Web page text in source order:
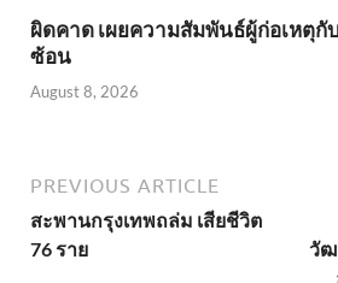
ผิดคาด เผยความสัมพันธ์ผู้ก่อเหตุกั
ซ้อน
August 8, 2026
PREVIOUS ARTICLE
สะพานกรุงเทพถล่ม เสียชีวิต
76 ราย
วัฒ